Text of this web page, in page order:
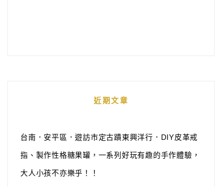
近期文章
台南．安平區．遊訪市定古蹟東興洋行．DIY皮革戒
指、製作性格糖果罐，一系列好玩有趣的手作體驗，
大人小孩不亦樂乎！！